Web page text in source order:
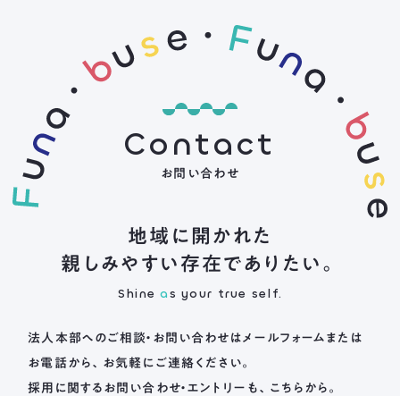
Contact
お問い合わせ
地域に開かれた
親しみやすい存在でありたい。
Shineas your true self.
法人本部へのご相談・お問い合わせはメールフォームまたは
お電話から、お気軽にご連絡ください。
採用に関するお問い合わせ・エントリーも、こちらから。